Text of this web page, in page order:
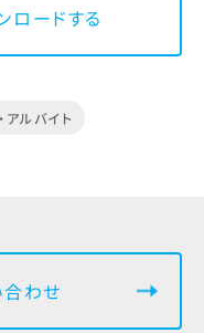
ロードする
アルバイト
わせ